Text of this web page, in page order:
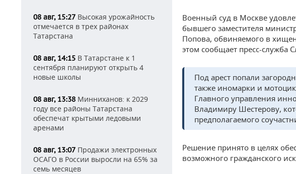
08 авг, 15:27 Высокая урожайность
отмечается в трех районах
Татарстана
08 авг, 14:15 В Татарстане к 1
сентября планируют открыть 4
новые школы
08 авг, 13:38 Минниханов: к 2029
году все районы Татарстана
обеспечат крытыми ледовыми
аренами
08 авг, 13:07 Продажи электронных
ОСАГО в России выросли на 65% за
семь месяцев
Военный суд в Москве
бывшего заместителя
Попова, обвиняемого в
этом сообщает пресс-служба
Под арест попали
также иномарки и
Главного управления
Владимиру Шестерову,
предполагаемого
Решение принято в целях
возможного гражданского